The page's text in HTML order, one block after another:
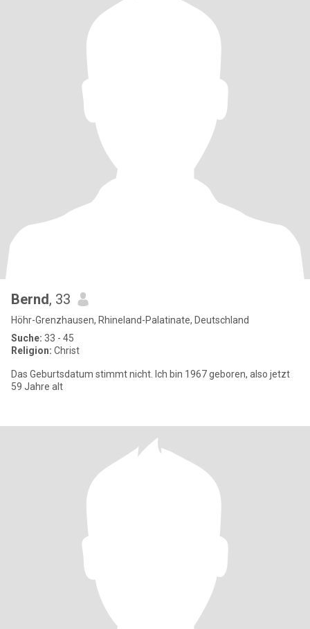
Bernd, 33
Höhr-Grenzhausen, Rhineland-Palatinate, Deutschland
Suche: 33 - 45
Religion: Christ
Das Geburtsdatum stimmt nicht. Ich bin 1967 geboren, also jetzt
59 Jahre alt